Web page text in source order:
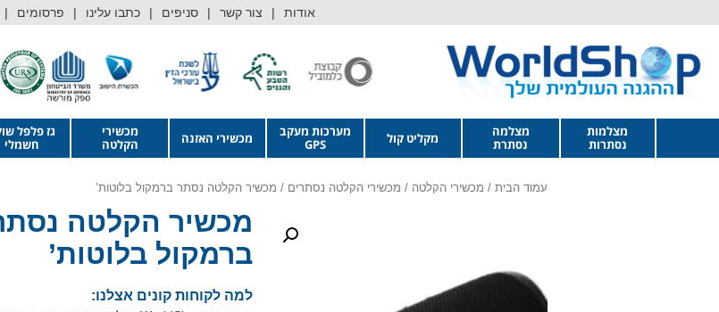
אודות צור קשר סניפים כתבו עלינו פרסומים
מצלמות
נסתרות
מצלמה
נסתרת
מקליט קול
מערכות מעקב
GPS
מכשירי האזנה
מכשירי
הקלטה
גז פלפל
חשמלי
עמוד הבית / מכשירי הקלטה / מכשירי הקלטה נסתרים / מכשיר הקלטה נסתר ברמקול בלוטות’
מכשיר הקלטה
ברמקול בלוטות’
למה לקוחות קונים אצלנו: